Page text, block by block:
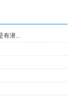
潜...